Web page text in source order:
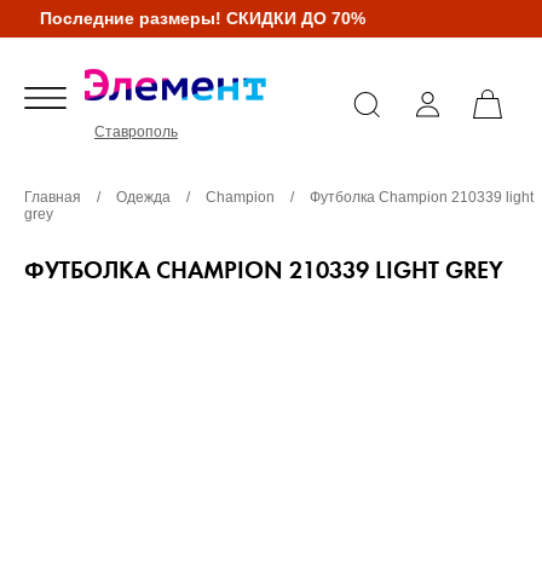
Последние размеры! СКИДКИ ДО 70%
Ставрополь
Главная / Одежда / Champion /
Футболка Champion 210339 light
grey
ФУТБОЛКА CHAMPION 210339 LIGHT GREY